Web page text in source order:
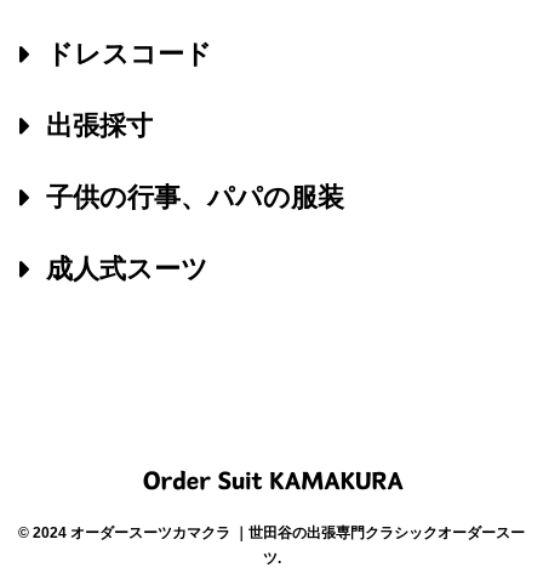
ドレスコード
出張採寸
子供の行事、パパの服装
成人式スーツ
© 2024 オーダースーツカマクラ ｜世田谷の出張専門クラシックオーダースー
ツ.